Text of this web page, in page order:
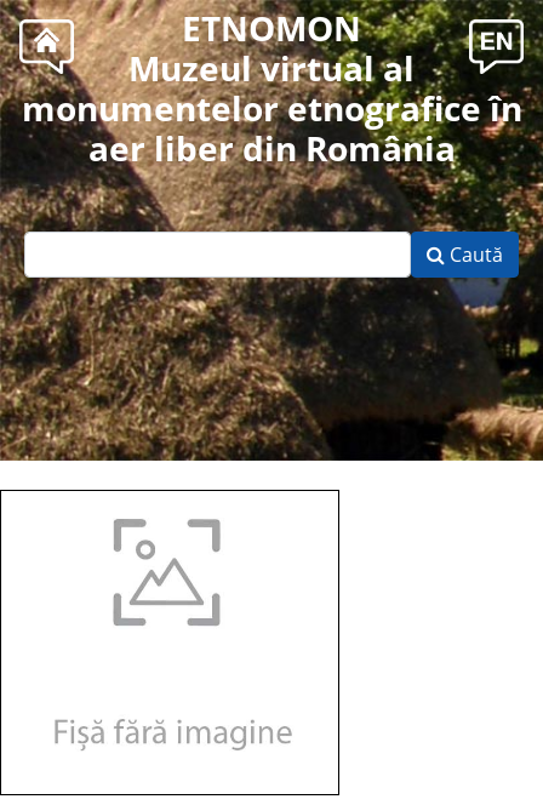
ETNOMON
Muzeul virtual al
monumentelor etnografice în
aer liber din România
Caută